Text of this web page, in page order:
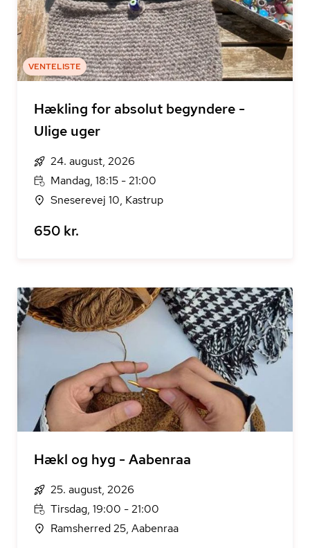
VENTELISTE
Hækling for absolut begyndere -
Ulige uger
24. august, 2026
Mandag, 18:15 - 21:00
Sneserevej 10, Kastrup
650 kr.
Hækl og hyg - Aabenraa
25. august, 2026
Tirsdag, 19:00 - 21:00
Ramsherred 25, Aabenraa